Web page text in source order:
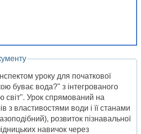
уроку для початкової
буває вода?" з інтегрованого
світ". Урок спрямований на
з властивостями води і її станами
розвиток пізнавальної
навичок через